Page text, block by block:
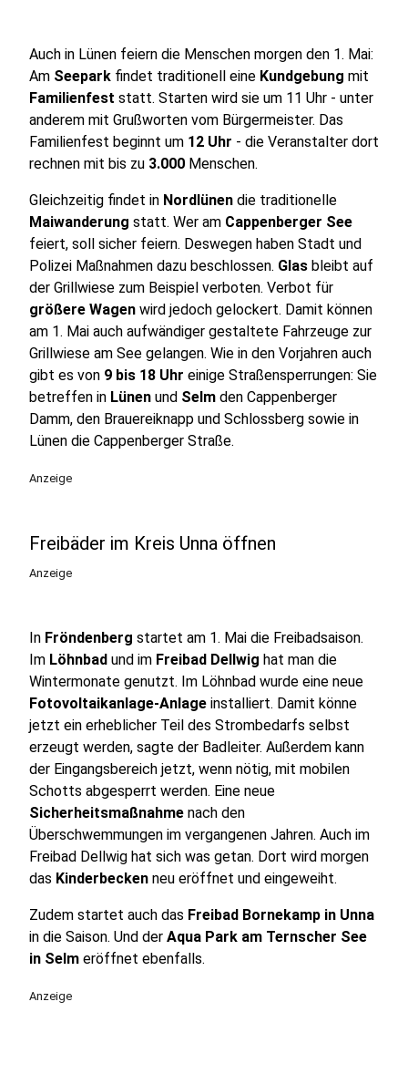
Auch in Lünen feiern die Menschen morgen den 1. Mai:
Am Seepark findet traditionell eine Kundgebung mit
Familienfest statt. Starten wird sie um 11 Uhr - unter
anderem mit Grußworten vom Bürgermeister. Das
Familienfest beginnt um 12 Uhr - die Veranstalter dort
rechnen mit bis zu 3.000 Menschen.
Gleichzeitig findet in Nordlünen die traditionelle
Maiwanderung statt. Wer am Cappenberger See
feiert, soll sicher feiern. Deswegen haben Stadt und
Polizei Maßnahmen dazu beschlossen. Glas bleibt auf
der Grillwiese zum Beispiel verboten. Verbot für
größere Wagen wird jedoch gelockert. Damit können
am 1. Mai auch aufwändiger gestaltete Fahrzeuge zur
Grillwiese am See gelangen. Wie in den Vorjahren auch
gibt es von 9 bis 18 Uhr einige Straßensperrungen: Sie
betreffen in Lünen und Selm den Cappenberger
Damm, den Brauereiknapp und Schlossberg sowie in
Lünen die Cappenberger Straße.
Anzeige
Freibäder im Kreis Unna öffnen
Anzeige
In Fröndenberg startet am 1. Mai die Freibadsaison.
Im Löhnbad und im Freibad Dellwig hat man die
Wintermonate genutzt. Im Löhnbad wurde eine neue
Fotovoltaikanlage-Anlage installiert. Damit könne
jetzt ein erheblicher Teil des Strombedarfs selbst
erzeugt werden, sagte der Badleiter. Außerdem kann
der Eingangsbereich jetzt, wenn nötig, mit mobilen
Schotts abgesperrt werden. Eine neue
Sicherheitsmaßnahme nach den
Überschwemmungen im vergangenen Jahren. Auch im
Freibad Dellwig hat sich was getan. Dort wird morgen
das Kinderbecken neu eröffnet und eingeweiht.
Zudem startet auch das Freibad Bornekamp in Unna
in die Saison. Und der Aqua Park am Ternscher See
in Selm eröffnet ebenfalls.
Anzeige